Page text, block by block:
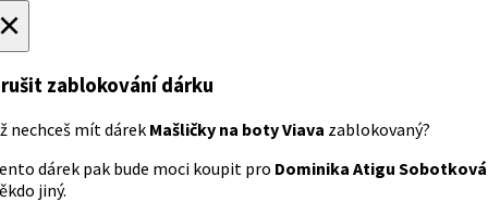
zablokování dárku
nechceš mít dárek Mašličky na boty Viava zablokovaný?
dárek pak bude moci koupit pro Dominika Atigu Sobotková
jiný.